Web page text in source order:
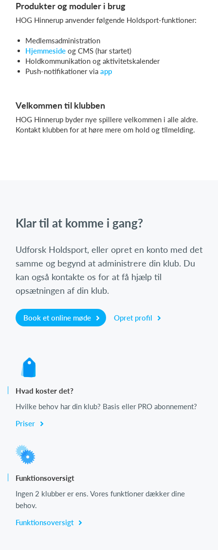
Produkter og moduler i brug
HOG Hinnerup anvender følgende Holdsport-funktioner:
Medlemsadministration
Hjemmeside og CMS (har startet)
Holdkommunikation og aktivitetskalender
Push-notifikationer via app
Velkommen til klubben
HOG Hinnerup byder nye spillere velkommen i alle aldre.
Kontakt klubben for at høre mere om hold og tilmelding.
Klar til at komme i gang?
Udforsk Holdsport, eller opret en konto med det
samme og begynd at administrere din klub. Du
kan også kontakte os for at få hjælp til
opsætningen af din klub.
Book et online møde Opret profil
Hvad koster det?
Hvilke behov har din klub? Basis eller PRO abonnement?
Priser
Funktionsoversigt
Ingen 2 klubber er ens. Vores funktioner dækker dine
behov.
Funktionsoversigt